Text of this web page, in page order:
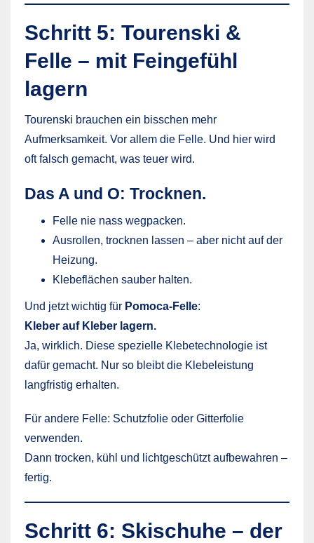
Schritt 5: Tourenski &
Felle – mit Feingefühl
lagern
Tourenski brauchen ein bisschen mehr
Aufmerksamkeit. Vor allem die Felle. Und hier wird
oft falsch gemacht, was teuer wird.
Das A und O: Trocknen.
Felle nie nass wegpacken.
Ausrollen, trocknen lassen – aber nicht auf der
Heizung.
Klebeflächen sauber halten.
Und jetzt wichtig für Pomoca-Felle:
Kleber auf Kleber lagern.
Ja, wirklich. Diese spezielle Klebetechnologie ist
dafür gemacht. Nur so bleibt die Klebeleistung
langfristig erhalten.
Für andere Felle: Schutzfolie oder Gitterfolie
verwenden.
Dann trocken, kühl und lichtgeschützt aufbewahren –
fertig.
Schritt 6: Skischuhe – der